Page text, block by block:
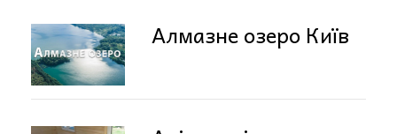
Алмазне озеро Київ